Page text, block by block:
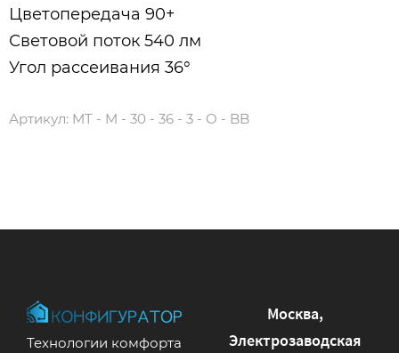
Цветопередача 90+
Световой поток 540 лм
Угол рассеивания 36°
Артикул: MT - M - 30 - 36 - 3 - O - BB
Технологии комфорта
Москва,
Электрозаводская